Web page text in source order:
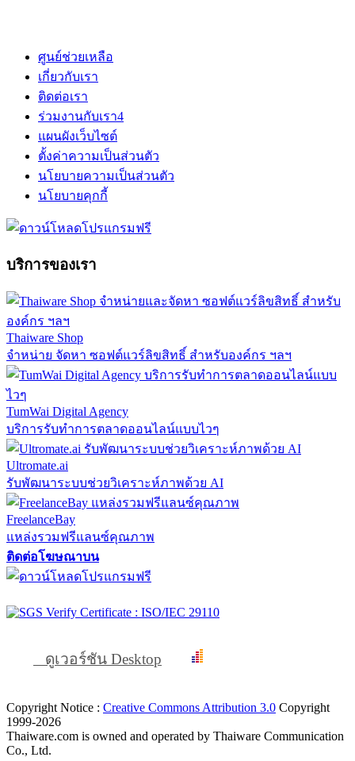
ศูนย์ช่วยเหลือ
เกี่ยวกับเรา
ติดต่อเรา
ร่วมงานกับเรา4
แผนผังเว็บไซต์
ตั้งค่าความเป็นส่วนตัว
นโยบายความเป็นส่วนตัว
นโยบายคุกกี้
บริการของเรา
Thaiware Shop
จำหน่าย จัดหา ซอฟต์แวร์ลิขสิทธิ์ สำหรับองค์กร ฯลฯ
TumWai Digital Agency
บริการรับทำการตลาดออนไลน์แบบไวๆ
Ultromate.ai
รับพัฒนาระบบช่วยวิเคราะห์ภาพด้วย AI
FreelanceBay
แหล่งรวมฟรีแลนซ์คุณภาพ
ติดต่อโฆษณาบน
ดูเวอร์ชัน Desktop
Copyright Notice : Creative Commons Attribution 3.0 Copyright
1999-2026
Thaiware.com is owned and operated by Thaiware Communication
Co., Ltd.